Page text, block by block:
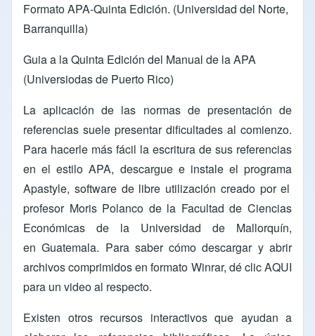
Formato APA-Quinta Edición. (Universidad del Norte,
Barranquilla)
Guia a la Quinta Edición del Manual de la APA
(Universiodas de Puerto Rico)
La aplicación de las normas de presentación de
referencias suele presentar dificultades al comienzo.
Para hacerle más fácil la escritura de sus referencias
en el estilo APA, descargue e instale el programa
Apastyle, software de libre utilización creado por el
profesor Moris Polanco de la Facultad deCiencias
Económicas de la Universidad de Mallorquín,
en Guatemala. Para saber cómo descargar y abrir
archivos comprimidos en formato Winrar, dé clicAQUI
para un video al respecto.
Existen otros recursos interactivos que ayudan a